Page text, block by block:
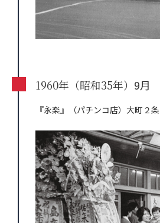
1960年（昭和35年） 9月
『永楽』（パチンコ店）大町２